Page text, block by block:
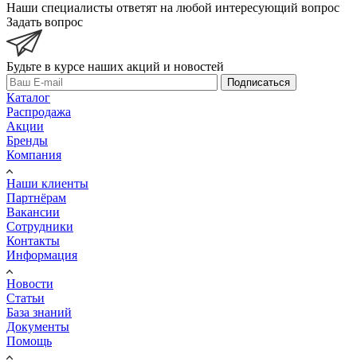
Наши специалисты ответят на любой интересующий вопрос
Задать вопрос
Будьте в курсе наших акций и новостей
Подписаться
Каталог
Распродажа
Акции
Бренды
Компания
Наши клиенты
Партнёрам
Вакансии
Сотрудники
Контакты
Информация
Новости
Статьи
База знаний
Документы
Помощь